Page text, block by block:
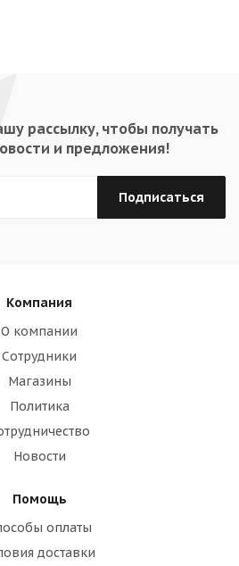
рассылку, чтобы получать
и предложения!
Компания
О компании
Сотрудники
Магазины
Политика
Новости
Помощь
оплаты
доставки